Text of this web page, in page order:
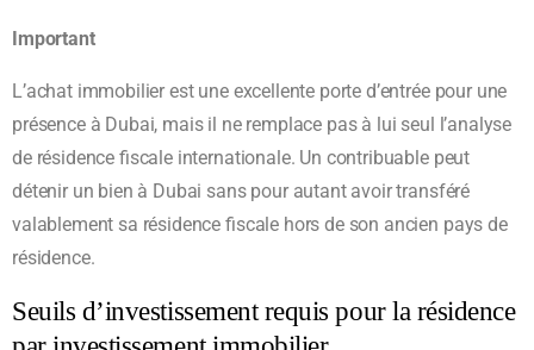
Important
L’achat immobilier est une excellente porte d’entrée pour une
présence à Dubai, mais il ne remplace pas à lui seul l’analyse
de résidence fiscale internationale. Un contribuable peut
détenir un bien à Dubai sans pour autant avoir transféré
valablement sa résidence fiscale hors de son ancien pays de
résidence.
Seuils d’investissement requis pour la résidence